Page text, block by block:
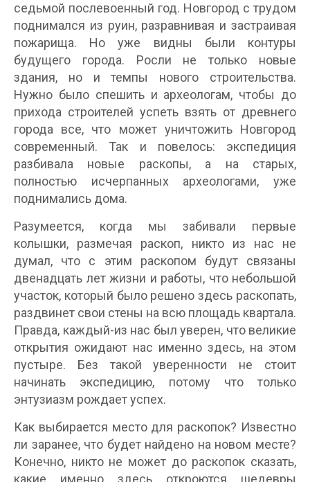
седьмой послевоенный год. Новгород с трудом
поднимался из руин, разравнивая и застраивая
пожарища. Но уже видны были контуры
будущего города. Росли не только новые
здания, но и темпы нового строительства.
Нужно было спешить и археологам, чтобы до
прихода строителей успеть взять от древнего
города все, что может уничтожить Новгород
современный. Так и повелось: экспедиция
разбивала новые раскопы, а на старых,
полностью исчерпанных археологами, уже
поднимались дома.
Разумеется, когда мы забивали первые
колышки, размечая раскоп, никто из нас не
думал, что с этим раскопом будут связаны
двенадцать лет жизни и работы, что небольшой
участок, который было решено здесь раскопать,
раздвинет свои стены на всю площадь квартала.
Правда, каждый-из нас был уверен, что великие
открытия ожидают нас именно здесь, на этом
пустыре. Без такой уверенности не стоит
начинать экспедицию, потому что только
энтузиазм рождает успех.
Как выбирается место для раскопок? Известно
ли заранее, что будет найдено на новом месте?
Конечно, никто не может до раскопок сказать,